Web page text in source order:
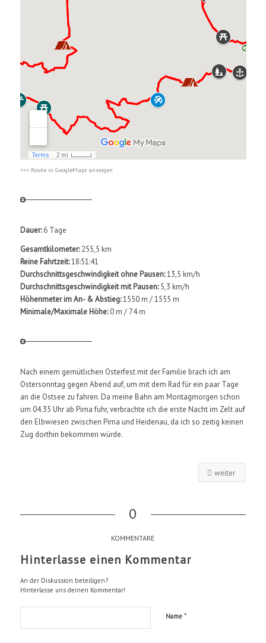
>>> Route in GoogleMaps anzeigen
Dauer:6 Tage
Gesamtkilometer:255,5 km
Reine Fahrtzeit:18:51:41
Durchschnittsgeschwindigkeit ohne Pausen:13,5 km/h
Durchschnittsgeschwindigkeit mit Pausen:5,3 km/h
Höhenmeter im An- & Abstieg:1550 m / 1555 m
Minimale/Maximale Höhe:0 m / 74 m
Nach einem gemütlichen Osterfest mit der Familie brach ich am
Ostersonntag gegen Abend auf, um mit dem Rad für ein paar Tage
an die Ostsee zu fahren. Da meine Bahn am Montagmorgen schon
um 04.35 Uhr ab Pirna fuhr, verbrachte ich die erste Nacht im Zelt auf
den Elbwiesen zwischen Pirna und Heidenau, da ich so zeitig keinen
Zug dorthin bekommen würde.
weiter
0
KOMMENTARE
Hinterlasse einen Kommentar
An der Diskussion beteiligen?
Hinterlasse uns deinen Kommentar!
Name *